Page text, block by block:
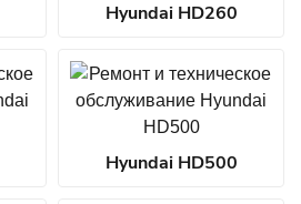
Hyundai HD260
Hyundai HD500